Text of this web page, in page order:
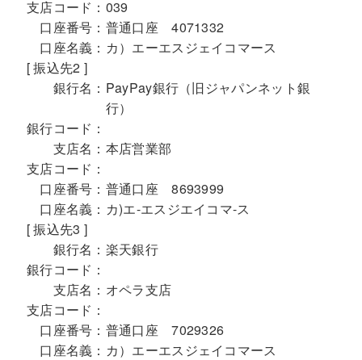
支店コード： 039
口座番号： 普通口座 4071332
口座名義： カ）エーエスジェイコマース
[ 振込先2 ]
銀行名： PayPay銀行（旧ジャパンネット銀
行）
銀行コード：
支店名： 本店営業部
支店コード：
口座番号： 普通口座 8693999
口座名義： カ)エ-エスジエイコマ-ス
[ 振込先3 ]
銀行名： 楽天銀行
銀行コード：
支店名： オペラ支店
支店コード：
口座番号： 普通口座 7029326
口座名義： カ）エーエスジェイコマース